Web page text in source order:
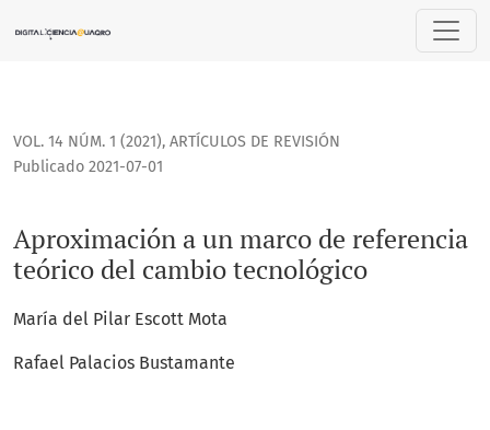
Aproximación a un marco de referencia teórico del
VOL. 14 NÚM. 1 (2021), ARTÍCULOS DE REVISIÓN
Aproximación a un marco de referencia
teórico del cambio tecnológico
Publicado 2021-07-01
María del Pilar Escott Mota
Rafael Palacios Bustamante